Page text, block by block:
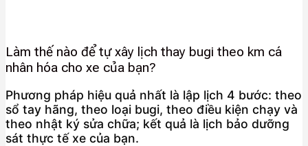
Làm thế nào để tự xây lịch thay bugi theo km cá
nhân hóa cho xe của bạn?
Phương pháp hiệu quả nhất là lập lịch 4 bước: theo
sổ tay hãng, theo loại bugi, theo điều kiện chạy và
theo nhật ký sửa chữa; kết quả là lịch bảo dưỡng
sát thực tế xe của bạn.